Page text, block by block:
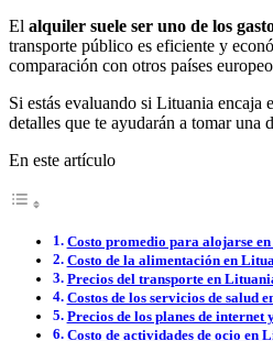
El alquiler suele ser uno de los
transporte público es eficiente y
comparación con otros países
Si estás evaluando si Lituania
detalles que te ayudarán a tomar una
En este artículo
Costo promedio para alojarse
Costo de la alimentación en
Precios del transporte en
Costos de los servicios de salud
Precios de los planes de internet
Costo de actividades de ocio en